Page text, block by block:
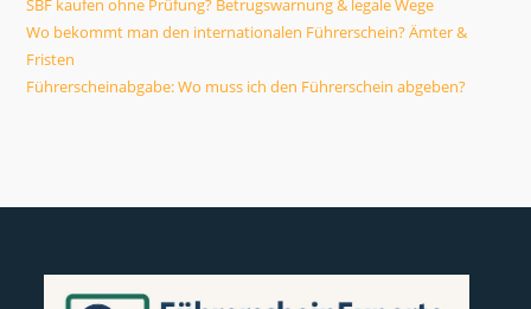
SBF kaufen ohne Prüfung? Betrugswarnung & legale Wege
Wo bekommt man den internationalen Führerschein? Ämter &
Fristen
Führerscheinabgabe: Wo muss ich den Führerschein abgeben?